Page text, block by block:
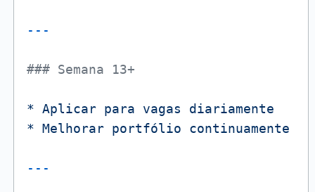
### Semana 13+
* Aplicar para vagas
diariamente
* Melhorar portfólio continuamente